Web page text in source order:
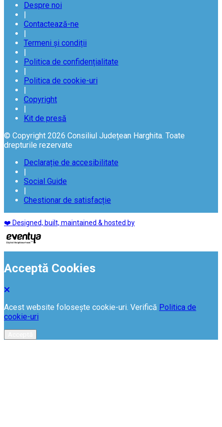
Despre noi
|
Contactează-ne
|
Termeni și condiții
|
Politica de confidențialitate
|
Politica de cookie-uri
|
Copyright
|
Kit de presă
© Copyright 2026 Consiliul Județean Harghita. Toate
drepturile rezervate
Declarație de accesibilitate
|
Social Guide
|
Chestionar de satisfacție
❤️ Designed, built, maintained & hosted by
Acceptă Cookies
Acest website folosește cookie-uri. Verifică Politica de
cookie-uri